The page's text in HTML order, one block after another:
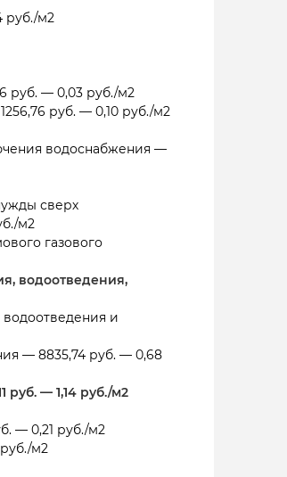
руб./м2
руб. — 0,03 руб./м2
руб. — 0,10 руб./м2
водоснабжения —
сверх
м2
газового
водоотведения,
и
— 8835,74 руб. — 0,68
— 1,14 руб./м2
— 0,21 руб./м2
м2